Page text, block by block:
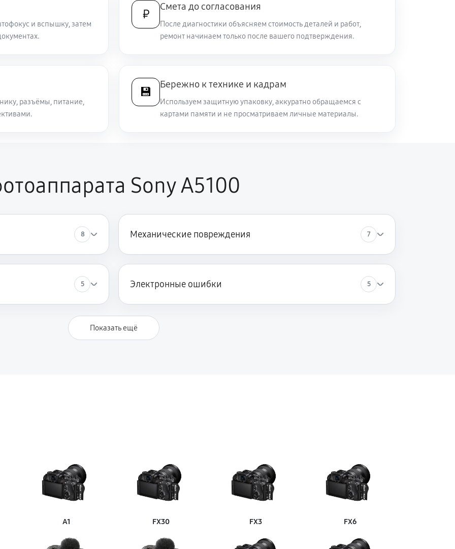
Sony A5100 4200 руб 60 минут Заказать
и вспышку, затем
₽
Смета до согласования
После диагностики объясняем стоимость деталей и работ,
ремонт начинаем только после вашего подтверждения.
разъёмы, питание,
💾
Бережно к технике и кадрам
Используем защитную упаковку, аккуратно обращаемся с
картами памяти и не просматриваем личные материалы.
Sony A5100
8 Механические повреждения 7
5 Электронные ошибки 5
Показать ещё
A1 FX30 FX3 FX6